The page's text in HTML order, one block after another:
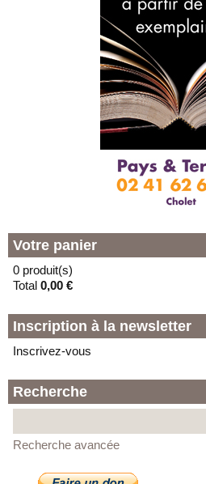
Votre panier
0 produit(s)
Total 0,00 €
Inscription à la newsletter
Inscrivez-vous
Recherche
Recherche avancée